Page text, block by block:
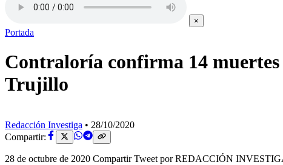
×
Portada
Contraloría confirma 14 muertes
Trujillo
Redacción Investiga • 28/10/2020
Compartir:
28 de octubre de 2020 Compartir Tweet por REDACCIÓN